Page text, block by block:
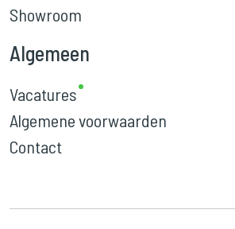
Showroom
Algemeen
Vacatures
Algemene voorwaarden
Contact